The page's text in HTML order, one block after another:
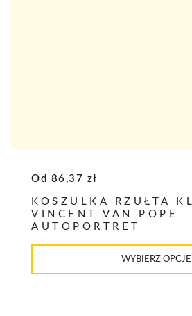
Od 86,37 zł
KOSZULKA RZUŁTA
VINCENT VAN POPE
AUTOPORTRET
WYBIERZ OPCJE
Ten
ma